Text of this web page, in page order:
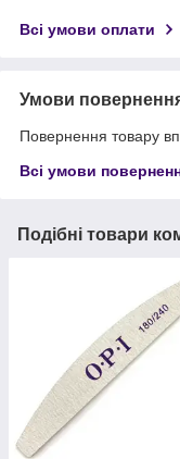
Всі умови оплати
Умови
Повернення товару
Всі умови
Подібні товари